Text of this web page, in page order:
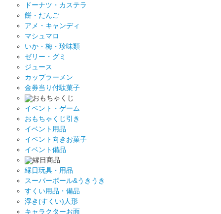
ドーナツ・カステラ
餅・だんご
アメ・キャンディ
マシュマロ
いか・梅・珍味類
ゼリー・グミ
ジュース
カップラーメン
金券当り付駄菓子
おもちゃくじ
イベント・ゲーム
おもちゃくじ引き
イベント用品
イベント向きお菓子
イベント備品
縁日商品
縁日玩具・用品
スーパーボール&うきうき
すくい用品・備品
浮き(すくい)人形
キャラクターお面